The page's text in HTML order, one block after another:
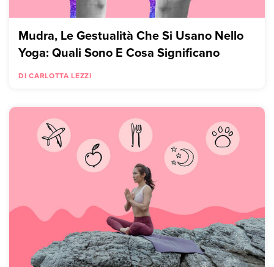
Mudra, Le Gestualità Che Si Usano Nello
Yoga: Quali Sono E Cosa Significano
DI CARLOTTA LEZZI